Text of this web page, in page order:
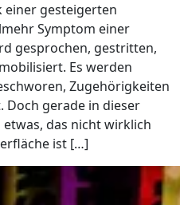
einer gesteigerten
Symptom einer
gesprochen, gestritten,
Es werden
Zugehörigkeiten
gerade in dieser
das nicht wirklich
ist […]